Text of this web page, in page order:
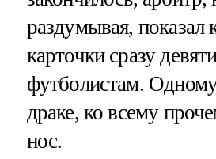
раздумывая, показал
карточки сразу
футболистам.
драке, ко всему
нос.